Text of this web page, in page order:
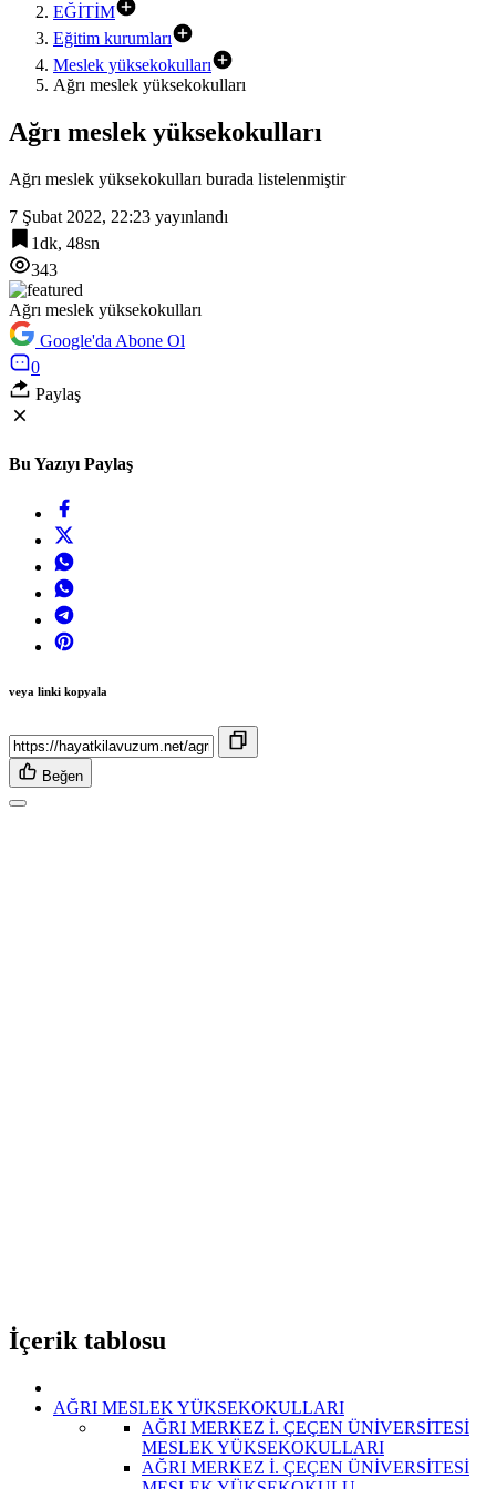
EĞİTİM
Eğitim kurumları
Meslek yüksekokulları
Ağrı meslek yüksekokulları
Ağrı meslek yüksekokulları
Ağrı meslek yüksekokulları burada listelenmiştir
7 Şubat 2022, 22:23 yayınlandı
1dk, 48sn
343
Ağrı meslek yüksekokulları
Google'da Abone Ol
0
Paylaş
Bu Yazıyı Paylaş
veya linki kopyala
Beğen
İçerik tablosu
AĞRI MESLEK YÜKSEKOKULLARI
AĞRI MERKEZ İ. ÇEÇEN ÜNİVERSİTESİ
MESLEK YÜKSEKOKULLARI
AĞRI MERKEZ İ. ÇEÇEN ÜNİVERSİTESİ